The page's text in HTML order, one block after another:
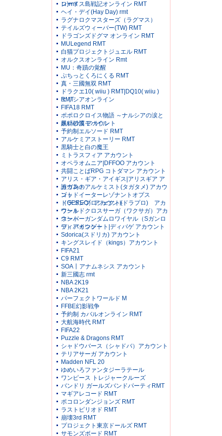
ン)rmt
ロードス島戦記オンライン RMT
ヘイ・デイ(Hay Day) rmt
ラグナロクマスターズ（ラグマス）
テイルズウィーバー(TW) RMT
ドラゴンズドグマ オンライン RMT
MULegend RMT
白猫プロジェクトジュエル RMT
オルクスオンライン Rmt
MU：奇蹟の覚醒
ぷちっとくろにくる RMT
真・三國無双 RMT
ドラクエ10( wiiu ) RMT|DQ10( wiiu )
RMT
エリシアオンライン
FIFA18 RMT
ポポロクロイス物語 ～ナルシアの涙と
妖精の笛 アカウント
黒い砂漠モバイル
予約制エルソード RMT
アルケミアストーリー RMT
黒騎士と白の魔王
ミトラスフィア アカウント
オペラオムニア|DFFOO アカウント
共闘ことばRPG コトダマン アカウント
アリス・ギア・アイギス|アリスギア ア
カウント
誰ガ為のアルケミスト(タガタメ) アカウ
ント
ゴッドイーターレゾナントオプス
（GEREO）アカウント
ドラゴンプロジェクト(ドラプロ) アカ
ウント
ワールドクロスサーガ（ワクサガ）アカ
ウント
スーパーガンダムロワイヤル（Sガンロ
ワ）アカウント
ディバインゲート|ディバゲ アカウント
Sdorica(スドリカ) アカウント
キングスレイド（kings）アカウント
FIFA21
C9 RMT
SOA丨アナムネシス アカウント
新三國志 rmt
NBA 2K19
NBA 2K21
パーフェクトワールド M
FFBE幻影戦争
予約制 カバルオンライン RMT
大航海時代 RMT
FIFA22
Puzzle & Dragons RMT
シャドウバース（シャドバ）アカウント
テリアサーガ アカウント
Madden NFL 20
ゆめいろファンタジーラテール
ワンピース トレジャークルーズ
バンドリ ガールズバンドパーティRMT
マギアレコード RMT
ポコロンダンジョンズ RMT
ラストピリオド RMT
崩壊3rd RMT
プロジェクト東京ドールズ RMT
サモンズボード RMT